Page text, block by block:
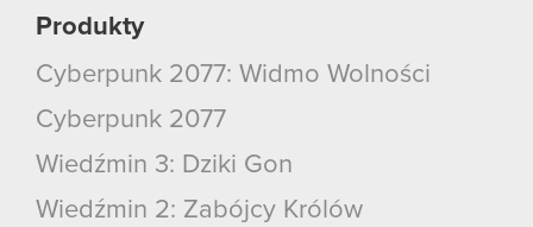
Produkty
Cyberpunk 2077: Widmo Wolności
Cyberpunk 2077
Wiedźmin 3: Dziki Gon
Wiedźmin 2: Zabójcy Królów